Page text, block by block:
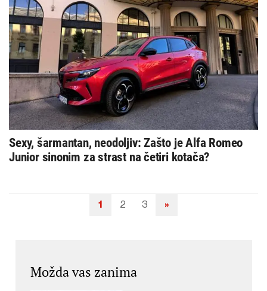
Sexy, šarmantan, neodoljiv: Zašto je Alfa Romeo
Junior sinonim za strast na četiri kotača?
Navigacija
1 2 3 »
Možda vas zanima